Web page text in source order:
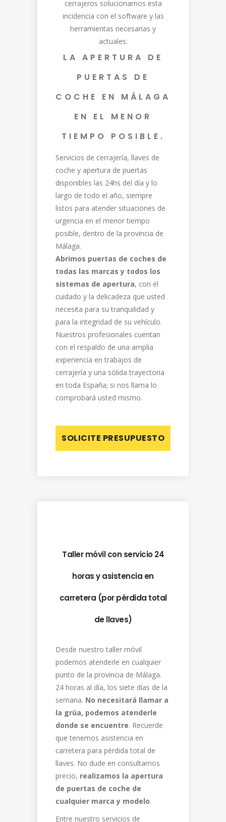
cerrajeros solucionamos esta
incidencia con el software y las
herramientas necesarias y
actuales.
LA APERTURA DE
PUERTAS DE
COCHE EN MÁLAGA
EN EL MENOR
TIEMPO POSIBLE.
Servicios de cerrajería, llaves de
coche y apertura de puertas
disponibles las 24hs del día y lo
largo de todo el año, siempre
listos para atender situaciones de
urgencia en el menor tiempo
posible, dentro de la provincia de
Málaga.
Abrimos puertas de coches de
todas las marcas y todos los
sistemas de apertura, con el
cuidado y la delicadeza que usted
necesita para su tranquilidad y
para la integridad de su vehículo.
Nuestros profesionales cuentan
con el respaldo de una amplia
experiencia en trabajos de
cerrajería y una sólida trayectoria
en toda España; si nos llama lo
comprobará usted mismo.
SOLICITE PRESUPUESTO
Taller móvil con servicio 24
horas y asistencia en
carretera (por pérdida total
de llaves)
Desde nuestro taller móvil
podemos atenderle en cualquier
punto de la provincia de Málaga.
24 horas al día, los siete días de la
semana. No necesitará llamar a
la grúa, podemos atenderle
donde se encuentre. Recuerde
que tenemos asistencia en
carretera para pérdida total de
llaves. No dude en consultarnos
precio, realizamos la apertura
de puertas de coche de
cualquier marca y modelo.
Entre nuestro servicios de